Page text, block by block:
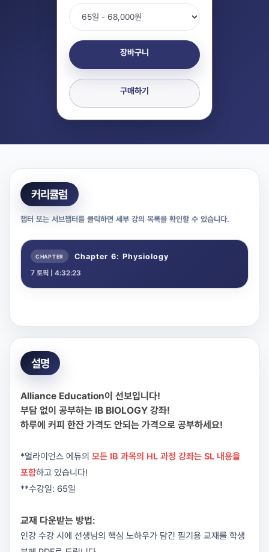
장바구니
구매하기
커리큘럼
챕터 또는 서브챕터를 클릭하면 세부 강의 목록을 확인할 수 있습니다.
Chapter 6: Physiology
7 토픽 | 4:32:23
설명
Alliance Education이 선보입니다!
부담 없이 공부하는 IB BIOLOGY 강좌!
하루에 커피 한잔 가격도 안되는 가격으로 공부하세요!
*얼라이언스 에듀의 모든 IB 과목의 HL 과정 강좌는 SL 내용을
포함하고 있습니다!
**수강일: 65일
교재 다운받는 방법:
인강 수강 시에 선생님의 핵심 노하우가 담긴 필기용 교재를 학생